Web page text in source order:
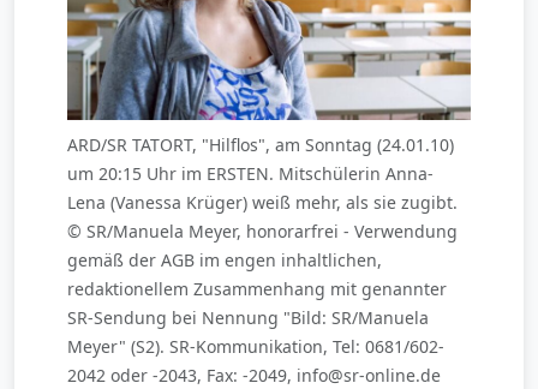
ARD/SR TATORT, "Hilflos", am Sonntag (24.01.10)
um 20:15 Uhr im ERSTEN. Mitschülerin Anna-
Lena (Vanessa Krüger) weiß mehr, als sie zugibt.
© SR/Manuela Meyer, honorarfrei - Verwendung
gemäß der AGB im engen inhaltlichen,
redaktionellem Zusammenhang mit genannter
SR-Sendung bei Nennung "Bild: SR/Manuela
Meyer" (S2). SR-Kommunikation, Tel: 0681/602-
2042 oder -2043, Fax: -2049, info@sr-online.de